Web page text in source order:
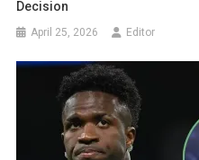
Decision
April 25, 2026 Editor